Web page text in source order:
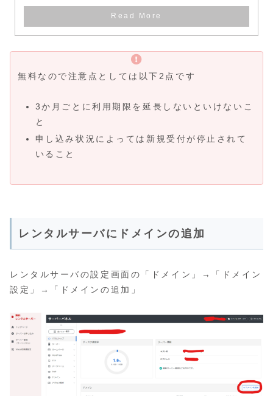
無料なので注意点としては以下2点です
3か月ごとに利用期限を延長しないといけないこ
と
申し込み状況によっては新規受付が停止されて
いること
レンタルサーバにドメインの追加
レンタルサーバの設定画面の「ドメイン」→「ドメイン
設定」→「ドメインの追加」